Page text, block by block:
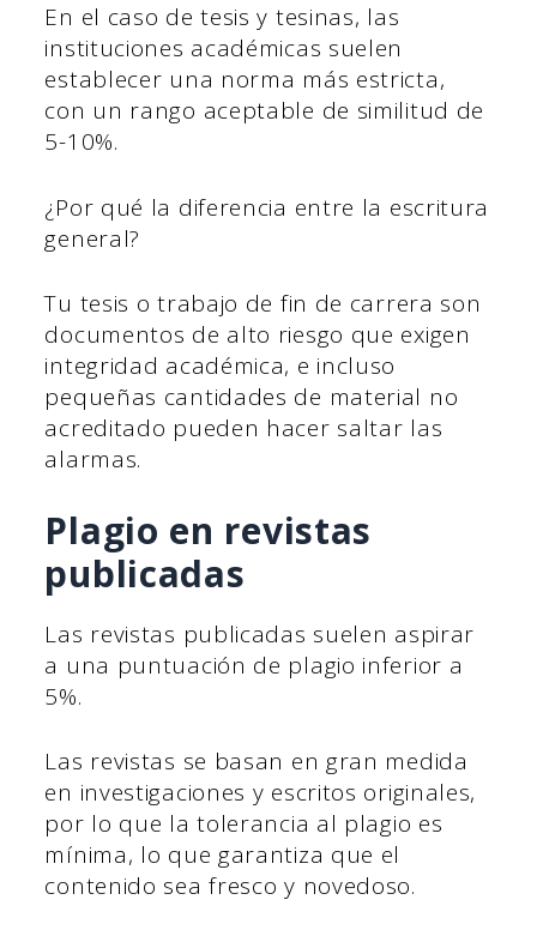
En el caso de tesis y tesinas, las
instituciones académicas suelen
establecer una norma más estricta,
con un rango aceptable de similitud de
5-10%.
¿Por qué la diferencia entre la escritura
general?
Tu tesis o trabajo de fin de carrera son
documentos de alto riesgo que exigen
integridad académica, e incluso
pequeñas cantidades de material no
acreditado pueden hacer saltar las
alarmas.
Plagio en revistas
publicadas
Las revistas publicadas suelen aspirar
a una puntuación de plagio inferior a
5%.
Las revistas se basan en gran medida
en investigaciones y escritos originales,
por lo que la tolerancia al plagio es
mínima, lo que garantiza que el
contenido sea fresco y novedoso.